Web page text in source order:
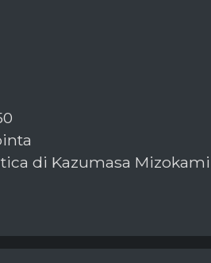
di Kazumasa